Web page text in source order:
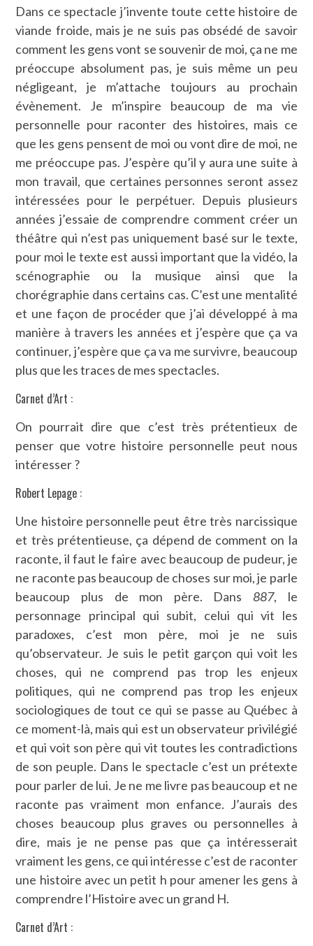
Dans ce spectacle j’invente toute cette histoire de
viande froide, mais je ne suis pas obsédé de savoir
comment les gens vont se souvenir de moi, ça ne me
préoccupe absolument pas, je suis même un peu
négligeant, je m’attache toujours au prochain
évènement. Je m’inspire beaucoup de ma vie
personnelle pour raconter des histoires, mais ce
que les gens pensent de moi ou vont dire de moi, ne
me préoccupe pas. J’espère qu’il y aura une suite à
mon travail, que certaines personnes seront assez
intéressées pour le perpétuer. Depuis plusieurs
années j’essaie de comprendre comment créer un
théâtre qui n’est pas uniquement basé sur le texte,
pour moi le texte est aussi important que la vidéo, la
scénographie ou la musique ainsi que la
chorégraphie dans certains cas. C’est une mentalité
et une façon de procéder que j’ai développé à ma
manière à travers les années et j’espère que ça va
continuer, j’espère que ça va me survivre, beaucoup
plus que les traces de mes spectacles.
Carnet d’Art :
On pourrait dire que c’est très prétentieux de
penser que votre histoire personnelle peut nous
intéresser ?
Robert Lepage :
Une histoire personnelle peut être très narcissique
et très prétentieuse, ça dépend de comment on la
raconte, il faut le faire avec beaucoup de pudeur, je
ne raconte pas beaucoup de choses sur moi, je parle
beaucoup plus de mon père. Dans 887, le
personnage principal qui subit, celui qui vit les
paradoxes, c’est mon père, moi je ne suis
qu’observateur. Je suis le petit garçon qui voit les
choses, qui ne comprend pas trop les enjeux
politiques, qui ne comprend pas trop les enjeux
sociologiques de tout ce qui se passe au Québec à
ce moment-là, mais qui est un observateur privilégié
et qui voit son père qui vit toutes les contradictions
de son peuple. Dans le spectacle c’est un prétexte
pour parler de lui. Je ne me livre pas beaucoup et ne
raconte pas vraiment mon enfance. J’aurais des
choses beaucoup plus graves ou personnelles à
dire, mais je ne pense pas que ça intéresserait
vraiment les gens, ce qui intéresse c’est de raconter
une histoire avec un petit h pour amener les gens à
comprendre l’Histoire avec un grand H.
Carnet d’Art :